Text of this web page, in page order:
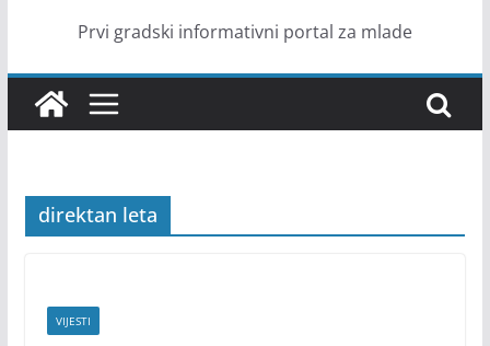
Prvi gradski informativni portal za mlade
direktan leta
VIJESTI